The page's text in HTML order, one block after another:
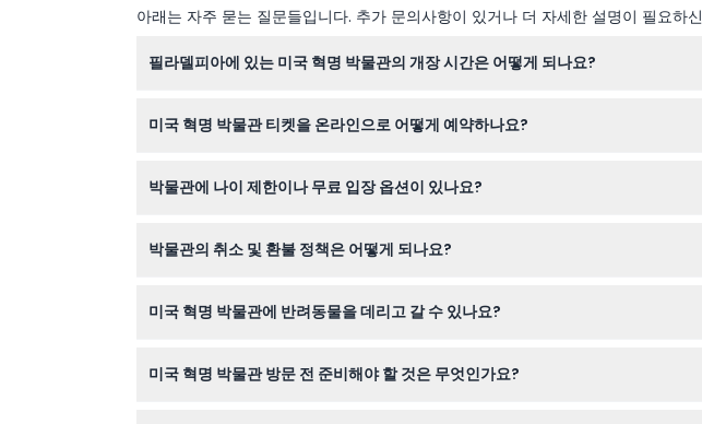
아래는 자주 묻는 질문들입니다. 추가 문의사항이 있거나 더 자세한 설명이 필요
필라델피아에 있는 미국 혁명 박물관의 개장 시간은 어떻게 되나요?
미국 혁명 박물관 티켓을 온라인으로 어떻게 예약하나요?
박물관에 나이 제한이나 무료 입장 옵션이 있나요?
을 받습니다.
박물관의 취소 및 환불 정책은 어떻게 되나요?
요.
미국 혁명 박물관에 반려동물을 데리고 갈 수 있나요?
미국 혁명 박물관 방문 전 준비해야 할 것은 무엇인가요?